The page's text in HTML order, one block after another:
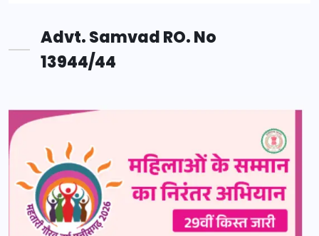
Advt. Samvad RO. No
13944/44